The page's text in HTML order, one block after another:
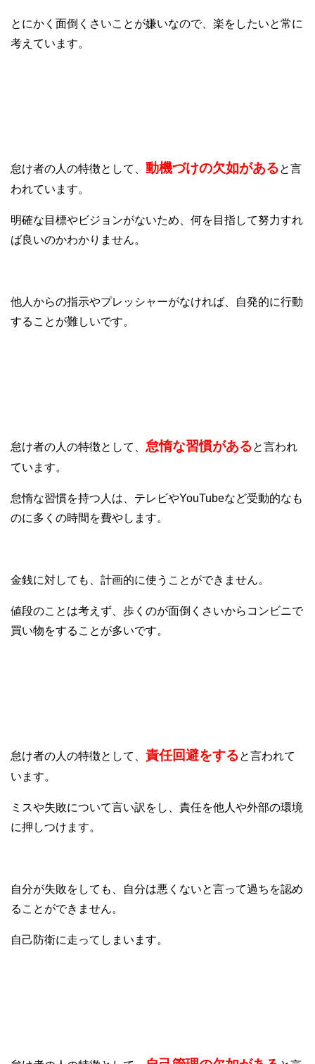
とにかく面倒くさいことが嫌いなので、楽をしたいと常に
考えています。
怠け者の人の特徴として、 動機づけの欠如があると言
われています。
明確な目標やビジョンがないため、何を目指して努力すれ
ば良いのかわかりません。
他人からの指示やプレッシャーがなければ、自発的に行動
することが難しいです。
怠け者の人の特徴として、 怠惰な習慣があると言われ
ています。
怠惰な習慣を持つ人は、テレビやYouTubeなど受動的なも
のに多くの時間を費やします。
金銭に対しても、計画的に使うことができません。
値段のことは考えず、歩くのが面倒くさいからコンビニで
買い物をすることが多いです。
怠け者の人の特徴として、 責任回避をすると言われて
います。
ミスや失敗について言い訳をし、責任を他人や外部の環境
に押しつけます。
自分が失敗をしても、自分は悪くないと言って過ちを認め
ることができません。
自己防衛に走ってしまいます。